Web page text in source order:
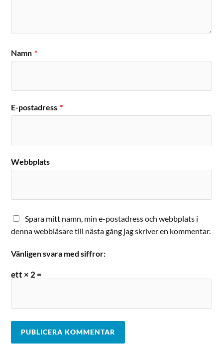
Namn *
E-postadress *
Webbplats
Spara mitt namn, min e-postadress och webbplats i
denna webbläsare till nästa gång jag skriver en kommentar.
Vänligen svara med siffror:
ett × 2 =